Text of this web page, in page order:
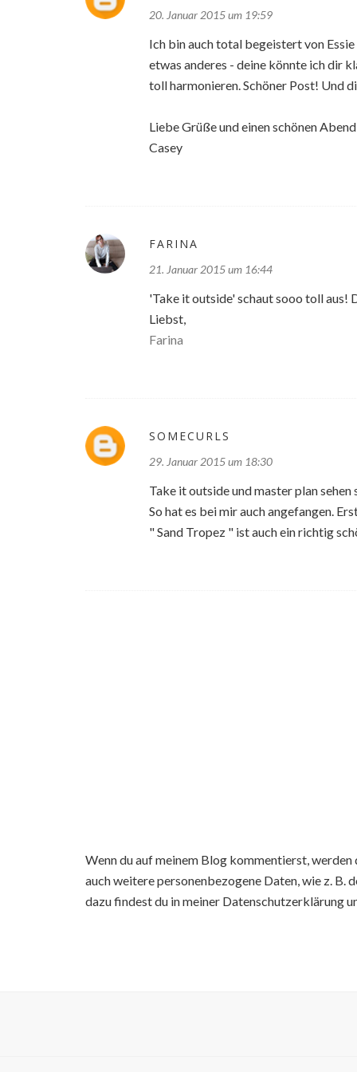
20. Januar 2015 um 19:59
Ich bin auch total begeistert von
etwas anderes - deine könnte ich dir
toll harmonieren. Schöner Post! Und
Liebe Grüße und einen schönen
Casey
FARINA
21. Januar 2015 um 16:44
'Take it outside' schaut sooo toll aus!
Liebst,
Farina
SOMECURLS
29. Januar 2015 um 18:30
Take it outside und master plan sehen
So hat es bei mir auch angefangen.
" Sand Tropez " ist auch ein richtig
Wenn du auf meinem Blog kommentierst,
auch weitere personenbezogene Daten, wie z.
dazu findest du in meiner Datenschutzerklärung